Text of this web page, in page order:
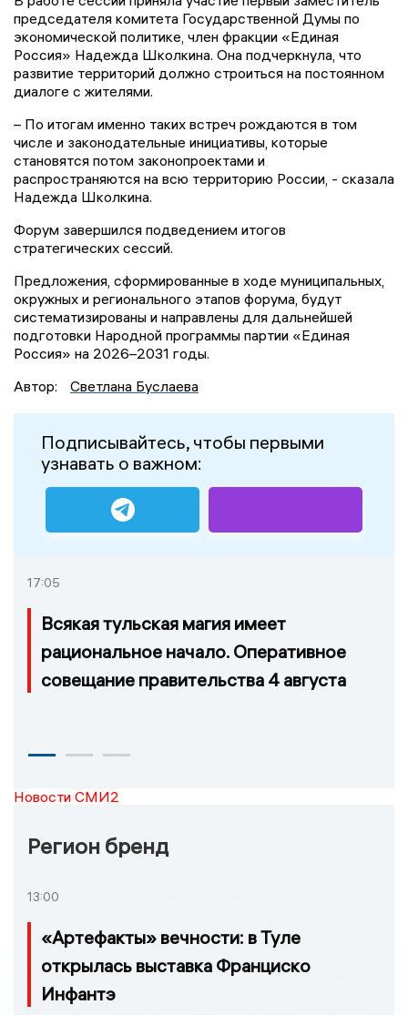
председателя комитета Государственной Думы по
экономической политике, член фракции «Единая
Россия» Надежда Школкина. Она подчеркнула, что
развитие территорий должно строиться на постоянном
диалоге с жителями.
– По итогам именно таких встреч рождаются в том
числе и законодательные инициативы, которые
становятся потом законопроектами и
распространяются на всю территорию России, - сказала
Надежда Школкина.
Форум завершился подведением итогов
стратегических сессий.
Предложения, сформированные в ходе муниципальных,
окружных и регионального этапов форума, будут
систематизированы и направлены для дальнейшей
подготовки Народной программы партии «Единая
Россия» на 2026–2031 годы.
Автор:
Светлана Буслаева
Подписывайтесь, чтобы первыми
узнавать о важном:
17:05
Всякая тульская магия имеет
рациональное начало. Оперативное
совещание правительства 4 августа
Новости СМИ2
Регион бренд
13:00
«Артефакты» вечности: в Туле
открылась выставка Франциско
Инфантэ